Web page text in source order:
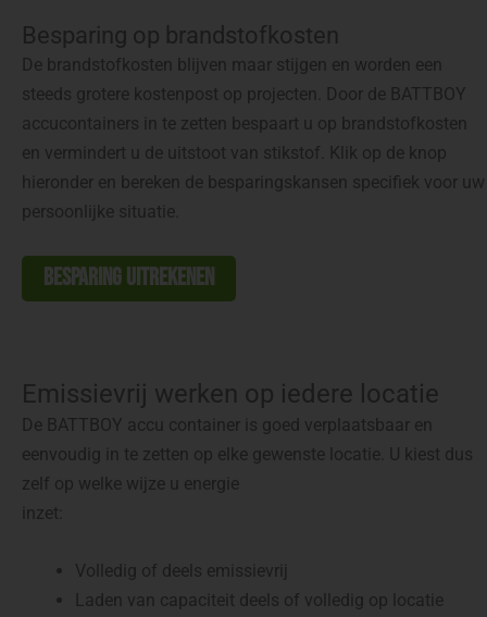
Besparing op brandstofkosten
De brandstofkosten blijven maar stijgen en worden een
steeds grotere kostenpost op projecten. Door de BATTBOY
accucontainers in te zetten bespaart u op brandstofkosten
en vermindert u de uitstoot van stikstof. Klik op de knop
hieronder en bereken de besparingskansen specifiek voor uw
persoonlijke situatie.
besparing uitrekenen
Emissievrij werken op iedere locatie
De BATTBOY accu container is goed verplaatsbaar en
eenvoudig in te zetten op elke gewenste locatie. U kiest dus
zelf op welke wijze u energie
inzet:
Volledig of deels emissievrij
Laden van capaciteit deels of volledig op locatie